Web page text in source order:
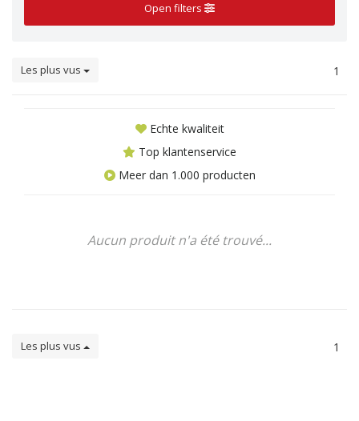
Open filters
Les plus vus 1
Echte kwaliteit
Top klantenservice
Meer dan 1.000 producten
Aucun produit n'a été trouvé...
Les plus vus 1